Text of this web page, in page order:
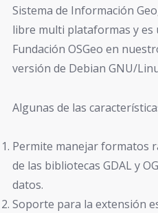
Sistema de Información
libre multi plataformas y es
Fundación OSGeo en
versión de Debian GNU/
Algunas de las
Permite manejar formatos
de las bibliotecas GDAL y
datos.
Soporte para la extensión